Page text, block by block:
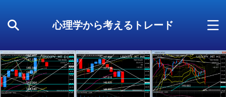
心理学から考えるトレード